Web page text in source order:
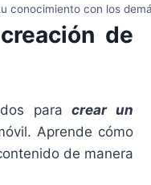
conocimiento con los
de
paracrear un
Aprende cómo
de manera